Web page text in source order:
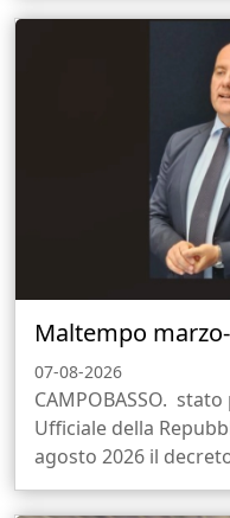
Maltempo
07-08-2026
CAMPOBASSO.
Ufficiale della
agosto 2026 il